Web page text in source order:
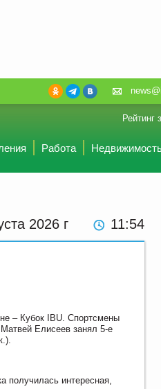
Рейтинг
Работа
2026 г 11:54
– Кубок IBU. Спортсмены
Елисеев занял 5-е
получилась интересная,